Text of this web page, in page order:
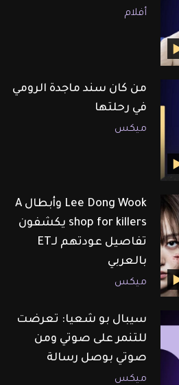
أفلام
من كان سند ماجدة الرومي
في رحلتها
ميكس
Lee Dong Wook وأبطال A
shop for killers يكشفون
تفاصيل عودتهم لـET
بالعربي
ميكس
سيبال بو شعيا: تعرضت
للتنمر على صوتي ومن
صوتي بوصل رسالة
ميكس